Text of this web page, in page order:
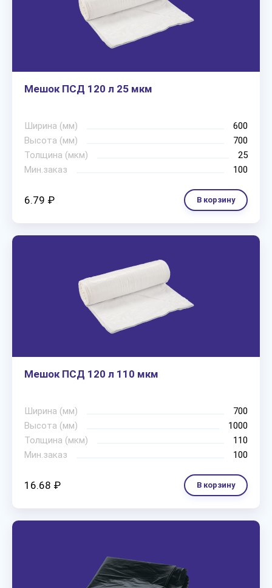
Мешок ПСД 120 л 25 мкм
Ширина (мм)
600
Высота (мм)
700
Толщина (мкм)
25
Мин.заказ
100
6.79 ₽ В корзину
Мешок ПСД 120 л 110 мкм
Ширина (мм)
700
Высота (мм)
1000
Толщина (мкм)
110
Мин.заказ
100
16.68 ₽ В корзину